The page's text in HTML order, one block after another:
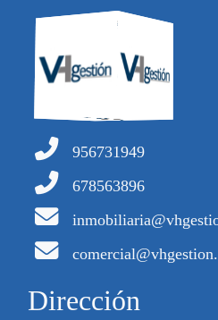
956731949
678563896
Dirección